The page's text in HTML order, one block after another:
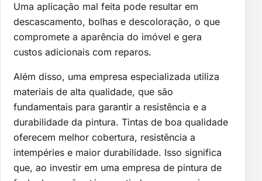
Uma aplicação mal feita pode resultar em
descascamento, bolhas e descoloração, o que
compromete a aparência do imóvel e gera
custos adicionais com reparos.
Além disso, uma empresa especializada utiliza
materiais de alta qualidade, que são
fundamentais para garantir a resistência e a
durabilidade da pintura. Tintas de boa qualidade
oferecem melhor cobertura, resistência a
intempéries e maior durabilidade. Isso significa
que, ao investir em uma empresa de pintura de